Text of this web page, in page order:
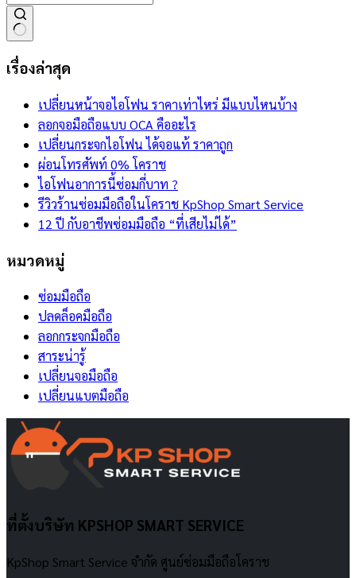
results
เรื่องล่าสุด
เปลี่ยนหน้าจอไอโฟน ราคาเท่าไหร่ มีแบบไหนบ้าง
ลอกจอมือถือแบบ OCA คืออะไร
เปลี่ยนกระจกไอโฟน ได้จอแท้ ราคาถูก
ผ่อนโทรศัพท์ 0% โคราช
ไอโฟนอาการนี้ซ่อมกี่บาท ?
รีวิวร้านซ่อมมือถือในโคราช KpShop Smart Service
12 ปี กับอาชีพซ่อมมือถือ “ที่เสียไม่ได้”
หมวดหมู่
ซ่อมมือถือ
ปลดล็อคมือถือ
ลอกกระจกมือถือ
สาระน่ารู้
เปลี่ยนจอมือถือ
เปลี่ยนแบตมือถือ
ที่ตั้งบริษัท KPSHOP SMART SERVICE
KpShop Smart Service จำกัด ศูนย์ซ่อมมือถือโคราช